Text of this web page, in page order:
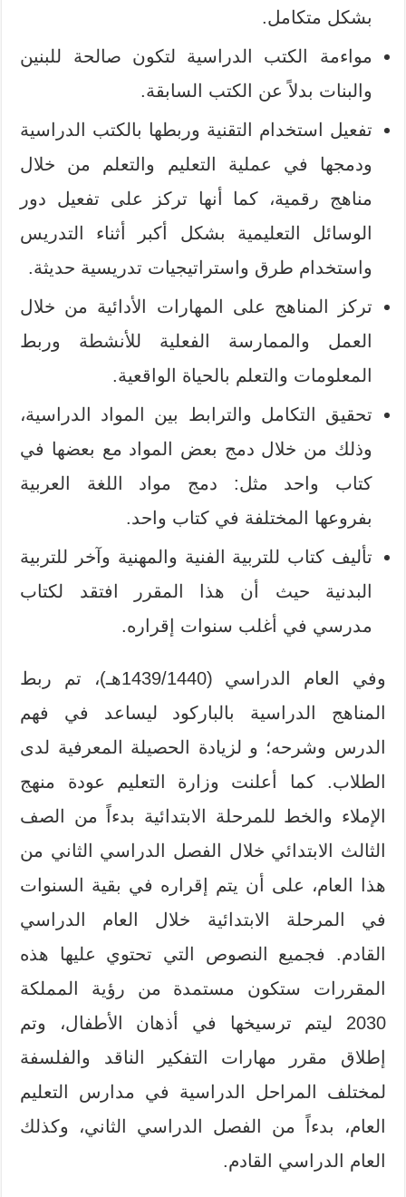
بشكل متكامل.
مواءمة الكتب الدراسية لتكون صالحة للبنين
والبنات بدلاً عن الكتب السابقة.
تفعيل استخدام التقنية وربطها بالكتب الدراسية
ودمجها في عملية التعليم والتعلم من خلال
مناهج رقمية، كما أنها تركز على تفعيل دور
الوسائل التعليمية بشكل أكبر أثناء التدريس
واستخدام طرق واستراتيجيات تدريسية حديثة.
تركز المناهج على المهارات الأدائية من خلال
العمل والممارسة الفعلية للأنشطة وربط
المعلومات والتعلم بالحياة الواقعية.
تحقيق التكامل والترابط بين المواد الدراسية،
وذلك من خلال دمج بعض المواد مع بعضها في
كتاب واحد مثل: دمج مواد اللغة العربية
بفروعها المختلفة في كتاب واحد.
تأليف كتاب للتربية الفنية والمهنية وآخر للتربية
البدنية حيث أن هذا المقرر افتقد لكتاب
مدرسي في أغلب سنوات إقراره.
وفي العام الدراسي (1439/1440هـ)، تم ربط
المناهج الدراسية بالباركود ليساعد في فهم
الدرس وشرحه؛ و لزيادة الحصيلة المعرفية لدى
الطلاب. كما أعلنت وزارة التعليم عودة منهج
الإملاء والخط للمرحلة الابتدائية بدءاً من الصف
الثالث الابتدائي خلال الفصل الدراسي الثاني من
هذا العام، على أن يتم إقراره في بقية السنوات
في المرحلة الابتدائية خلال العام الدراسي
القادم. فجميع النصوص التي تحتوي عليها هذه
المقررات ستكون مستمدة من رؤية المملكة
2030 ليتم ترسيخها في أذهان الأطفال، وتم
إطلاق مقرر مهارات التفكير الناقد والفلسفة
لمختلف المراحل الدراسية في مدارس التعليم
العام، بدءاً من الفصل الدراسي الثاني، وكذلك
العام الدراسي القادم.